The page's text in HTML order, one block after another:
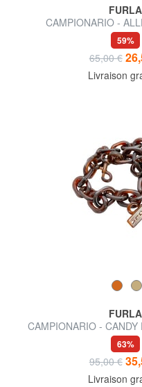
FURLA
CAMPIONARIO -
59%
65,00 €
Livraison
FURLA
CAMPIONARIO -
63%
95,00 €
Livraison